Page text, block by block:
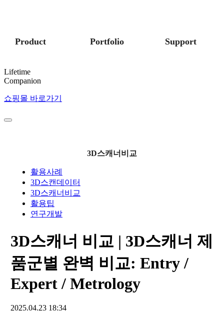
Product Portfolio Support
Lifetime
Companion
쇼핑몰 바로가기
3D스캐너비교
활용사례
3D스캔데이터
3D스캐너비교
활용팁
연구개발
3D스캐너 비교 | 3D스캐너 제
품군별 완벽 비교: Entry /
Expert / Metrology
2025.04.23 18:34